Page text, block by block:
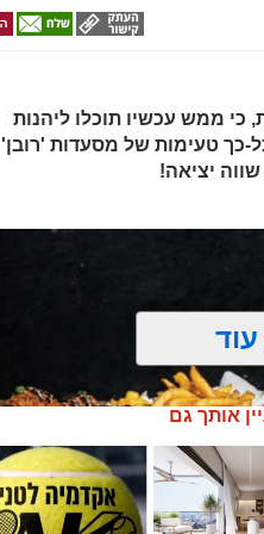
ממש עכשיו תוכלו ליהנות
כך טעימות של מסעדות 'רובן'
יציאה!
אותך גם